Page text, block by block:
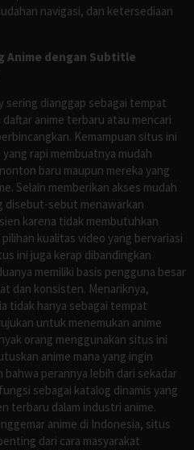
navigasi, dan ketersediaan
Anime dengan Subtitle
sering dianggap sebagai tempat
anime terbaru atau mencari
Kemampuan situs ini
rapi membuatnya mudah
baru maupun mereka yang
Selain memberikan akses mudah
disebut-sebut menawarkan
karena tidak membutuhkan
kualitas video yang bervariasi
ini juga kerap dibandingkan
memiliki basis pengguna besar
dan konsisten. Menariknya,
tidak hanya sebagai tempat
untuk menemukan anime
orang menggunakan situs ini
anime mana yang ingin
bahwa perannya lebih dari sekadar
sebagai katalog dinamis yang
terbaru dalam industri anime.
anime di Indonesia, situs
dari cara masyarakat